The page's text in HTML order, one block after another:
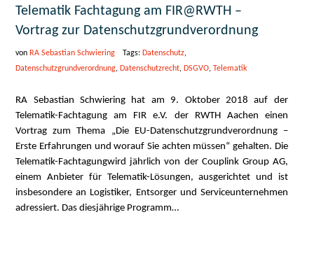
Telematik Fachtagung am FIR@RWTH –
Vortrag zur Datenschutzgrundverordnung
von RA Sebastian Schwiering Tags: Datenschutz,
Datenschutzgrundverordnung, Datenschutzrecht, DSGVO,Telematik
RA Sebastian Schwiering hat am 9. Oktober 2018 auf der
Telematik-Fachtagung am FIR e.V. der RWTH Aachen einen
Vortrag zum Thema „Die EU-Datenschutzgrundverordnung –
Erste Erfahrungen und worauf Sie achten müssen“ gehalten. Die
Telematik-Fachtagungwird jährlich von der Couplink Group AG,
einem Anbieter für Telematik-Lösungen, ausgerichtet und ist
insbesondere an Logistiker, Entsorger und Serviceunternehmen
adressiert. Das diesjährige Programm…